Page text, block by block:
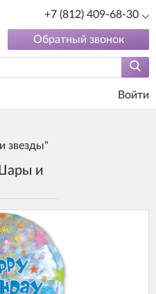
+7 (812) 409-68-30
Обратный звонок
Войти
звезды"
и